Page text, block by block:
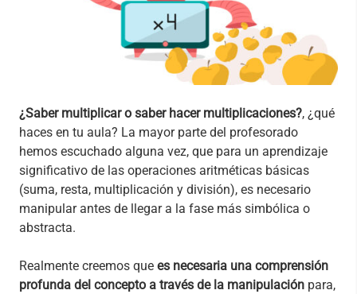
¿Saber multiplicar o saber hacer multiplicaciones?, ¿qué
haces en tu aula? La mayor parte del profesorado
hemos escuchado alguna vez, que para un aprendizaje
significativo de las operaciones aritméticas básicas
(suma, resta, multiplicación y división), es necesario
manipular antes de llegar a la fase más simbólica o
abstracta.
Realmente creemos que es necesaria una comprensión
profunda del concepto a través de la manipulación para,